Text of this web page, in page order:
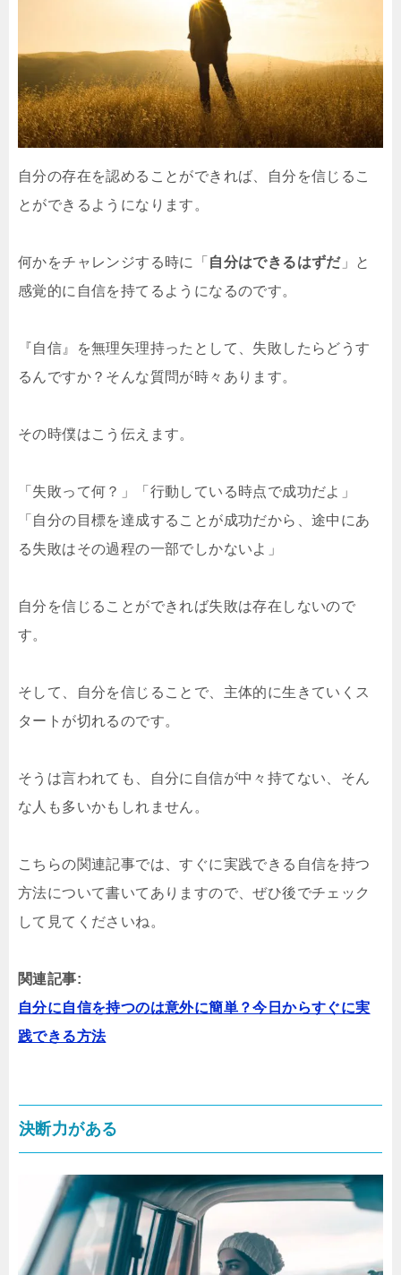
自分の存在を認めることができれば、自分を信じるこ
とができるようになります。
何かをチャレンジする時に「 自分はできるはずだ」と
感覚的に自信を持てるようになるのです。
『自信』を無理矢理持ったとして、失敗したらどうす
るんですか？そんな質問が時々あります。
その時僕はこう伝えます。
「失敗って何？」「行動している時点で成功だよ」
「自分の目標を達成することが成功だから、途中にあ
る失敗はその過程の一部でしかないよ」
自分を信じることができれば失敗は存在しないので
す。
そして、自分を信じることで、主体的に生きていくス
タートが切れるのです。
そうは言われても、自分に自信が中々持てない、そん
な人も多いかもしれません。
こちらの関連記事では、すぐに実践できる自信を持つ
方法について書いてありますので、ぜひ後でチェック
して見てくださいね。
関連記事:
自分に自信を持つのは意外に簡単？今日からすぐに実
践できる方法
決断力がある